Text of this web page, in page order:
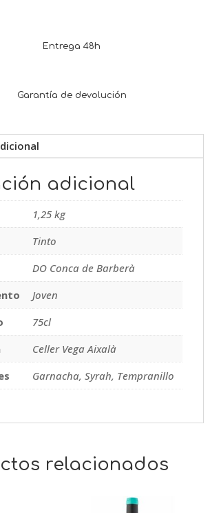
Entrega 48h
Garantía de devolución
adicional
1,25 kg
Tinto
DO Conca de Barberà
Joven
75cl
Celler Vega Aixalà
Garnacha, Syrah, Tempranillo
relacionados